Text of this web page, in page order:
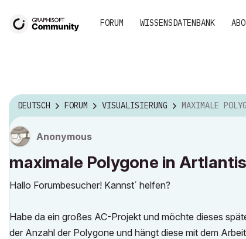
FORUM WISSENSDATENBANK
DEUTSCH FORUM VISUALISIERUNG MAXIMALE POLYGONE
Anonymous
maximale Polygone in
Hallo Forumbesucher! Kannst´ helfen?
Habe da ein großes AC-Projekt und möchte dieses
der Anzahl der Polygone und hängt diese mit dem